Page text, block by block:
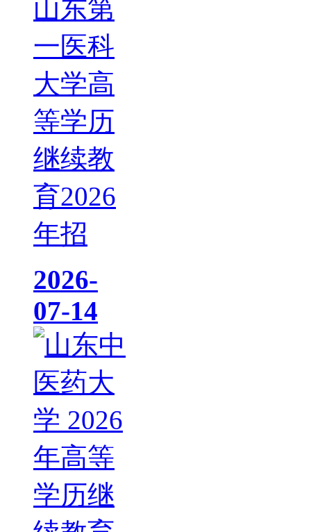
山东第
一医科
大学高
等学历
继续教
育2026
年招
2026-
07-14